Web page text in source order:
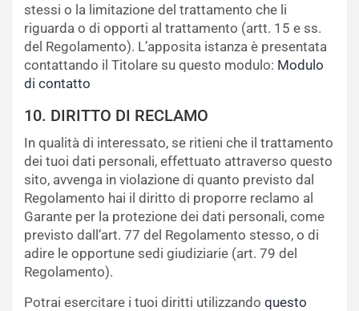
stessi o la limitazione del trattamento che li
riguarda o di opporti al trattamento (artt. 15 e ss.
del Regolamento). L’apposita istanza è presentata
contattando il Titolare su questo modulo: Modulo
di contatto
10. DIRITTO DI RECLAMO
In qualità di interessato, se ritieni che il trattamento
dei tuoi dati personali, effettuato attraverso questo
sito, avvenga in violazione di quanto previsto dal
Regolamento hai il diritto di proporre reclamo al
Garante per la protezione dei dati personali, come
previsto dall’art. 77 del Regolamento stesso, o di
adire le opportune sedi giudiziarie (art. 79 del
Regolamento).
Potrai esercitare i tuoi diritti utilizzando questo